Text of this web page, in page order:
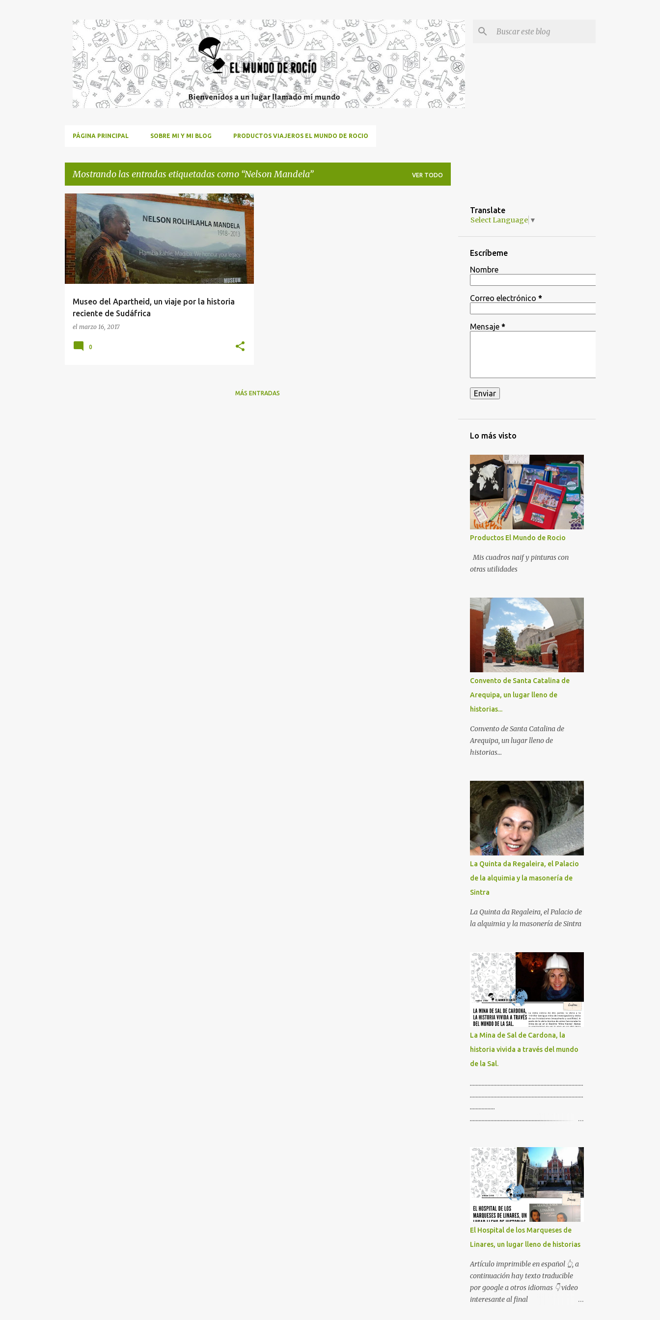
PÁGINA PRINCIPAL SOBRE MI Y MI BLOG PRODUCTOS VIAJEROS EL MUNDO DE ROCIO
Mostrando las entradas etiquetadas como Nelson Mandela VER TODO
E
n
t
r
a
d
Museo del Apartheid, un viaje por la historia
reciente de Sudáfrica
el marzo 16, 2017
ÁFRICA JOHANNESBURGO MUSEO DEL APARTHEID
NELSON MANDELA +
0
MÁS ENTRADAS
Translate
Select Language ▼
Escríbeme
Nombre
Correo electrónico *
Mensaje *
Lo más visto
Productos El Mundo de Rocio
Mis cuadros naif y pinturas con
otras utilidades
Convento de Santa Catalina de
Arequipa, un lugar lleno de
historias...
Convento de Santa Catalina de
Arequipa, un lugar lleno de
historias...
La Quinta da Regaleira, el Palacio
de la alquimia y la masonería de
Sintra
La Quinta da Regaleira, el Palacio de
la alquimia y la masonería de Sintra
La Mina de Sal de Cardona, la
historia vivida a través del mundo
de la Sal.
.............................................................................
.............................................................................
.................
.............................................................................
español 👆, a continuación hay texto
traducible por google a otros
idiomas 👇 video interesante al final
😉
El Hospital de los Marqueses de
Linares, un lugar lleno de historias
Artículo imprimible en español 👆, a
continuación hay texto traducible
por google a otros idiomas 👇 video
interesante al final